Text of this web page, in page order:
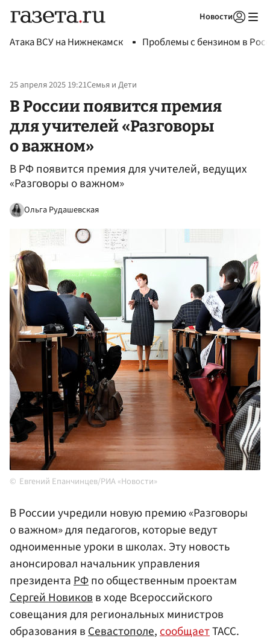
Новости
Атака ВСУ на Нижнекамск Проблемы с бензином в
25 апреля 2025 19:21Семья и Дети
В России появится премия
для учителей «Разговоры
о важном»
В РФ появится премия для учителей, ведущих
«Разговоры о важном»
Ольга Рудашевская
Евгений Епанчинцев/РИА «Новости»
В России учредили новую премию «Разговоры
о важном» для педагогов, которые ведут
одноименные уроки в школах. Эту новость
анонсировал начальник управления
президентаРФпо общественным проектам
Сергей Новиковв ходе Всероссийского
совещания для региональных министров
образования вСевастополе,сообщаетТАСС.